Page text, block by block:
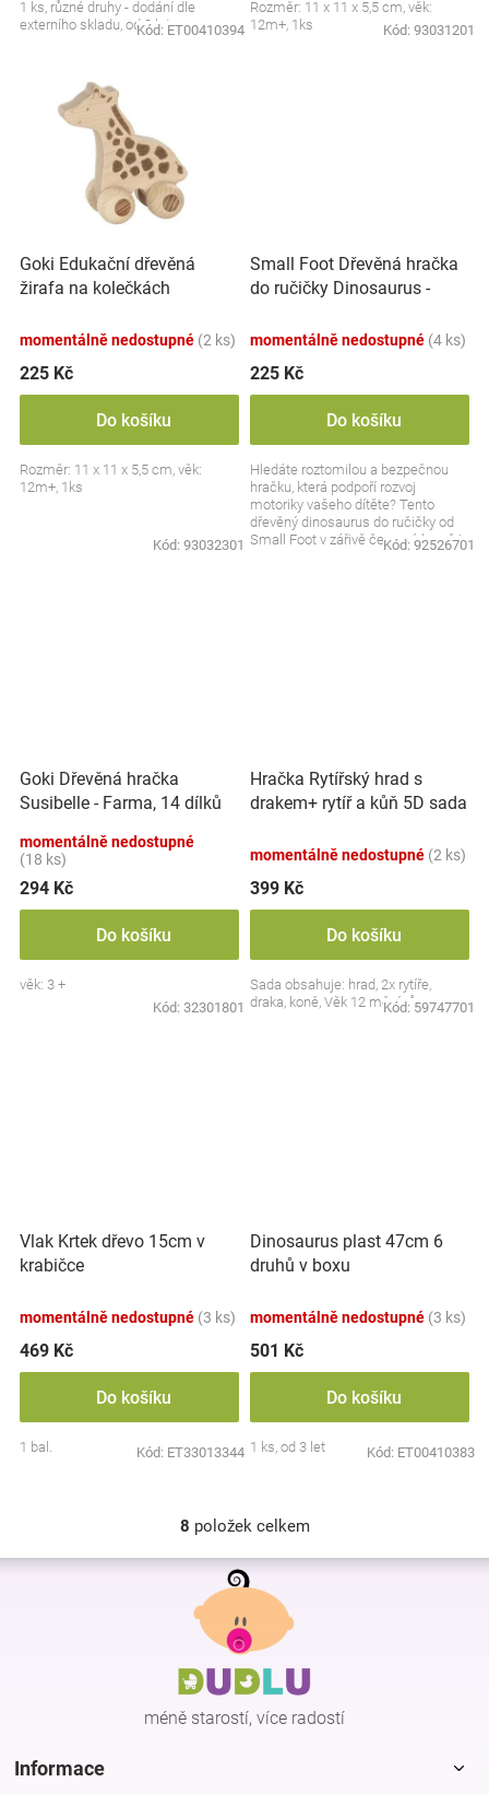
Přihlášení
1 ks, různé druhy - dodání dle
externího skladu, od 3 let
Kód: ET00410394
Rozměr: 11 x 11 x 5,5 cm, věk:
12m+, 1ks
Kód: 93031201
Goki Edukační dřevěná
žirafa na kolečkách
momentálně nedostupné (2 ks)
225 Kč
Do košíku
Rozměr: 11 x 11 x 5,5 cm, věk:
12m+, 1ks
Kód: 93032301
Small Foot Dřevěná hračka
do ručičky Dinosaurus -
momentálně nedostupné (4 ks)
225 Kč
Do košíku
Hledáte roztomilou a bezpečnou
hračku, která podpoří rozvoj
motoriky vašeho dítěte? Tento
dřevěný dinosaurus do ručičky od
Small Foot v zářivě červené barvě je
Kód: 92526701
Goki Dřevěná hračka
Susibelle - Farma, 14 dílků
momentálně nedostupné
(18 ks)
294 Kč
Do košíku
věk: 3 +
Kód: 32301801
Hračka Rytířský hrad s
drakem+ rytíř a kůň 5D sada
momentálně nedostupné (2 ks)
399 Kč
Do košíku
Sada obsahuje: hrad, 2x rytíře,
draka, koně, Věk 12 měsíců+
Kód: 59747701
Vlak Krtek dřevo 15cm v
krabičce
momentálně nedostupné (3 ks)
469 Kč
Do košíku
1 bal. Kód: ET33013344
Dinosaurus plast 47cm 6
druhů v boxu
momentálně nedostupné (3 ks)
501 Kč
Do košíku
1 ks, od 3 let Kód: ET00410383
O
v
l
d
a
c
í
p
r
8 položek celkem
Z
méně starostí, více radostí
Informace